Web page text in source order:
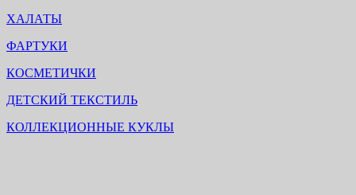
ХАЛАТЫ
ФАРТУКИ
КОСМЕТИЧКИ
ДЕТСКИЙ ТЕКСТИЛЬ
КОЛЛЕКЦИОННЫЕ КУКЛЫ